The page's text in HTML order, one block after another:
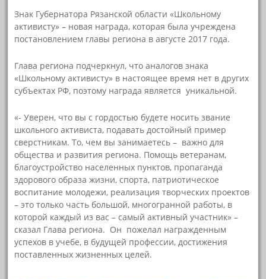
Знак Губернатора Рязанской области «Школьному
активисту» – новая награда, которая была учреждена
постановлением главы региона в августе 2017 года.
Глава региона подчеркнул, что аналогов знака
«Школьному активисту» в настоящее время нет в других
субъектах РФ, поэтому награда является уникальной.
«- Уверен, что вы с гордостью будете носить звание
школьного активиста, подавать достойный пример
сверстникам. То, чем вы занимаетесь – важно для
общества и развития региона. Помощь ветеранам,
благоустройство населенных пунктов, пропаганда
здорового образа жизни, спорта, патриотическое
воспитание молодежи, реализация творческих проектов
– это только часть большой, многогранной работы, в
которой каждый из вас – самый активный участник» –
сказал Глава региона. Он пожелал награжденным
успехов в учебе, в будущей профессии, достижения
поставленных жизненных целей.